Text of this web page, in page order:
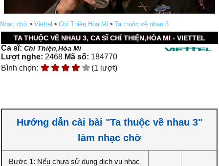
Nhạc chờ > Viettel > Chí Thiện,Hòa Mi > Ta thuộc về nhau 3
TA THUỘC VỀ NHAU 3, CA SĨ CHÍ THIỆN,HÒA MI - VIETTEL
Ca sĩ:Chí Thiện,Hòa Mi
Lượt nghe: 2468 Mã số: 184770
Bình chọn:
(1 lượt)
Hướng dẫn cài bài "Ta thuộc về nhau 3"
làm nhạc chờ
Bước 1: Nếu chưa sử dụng dịch vụ nhạc